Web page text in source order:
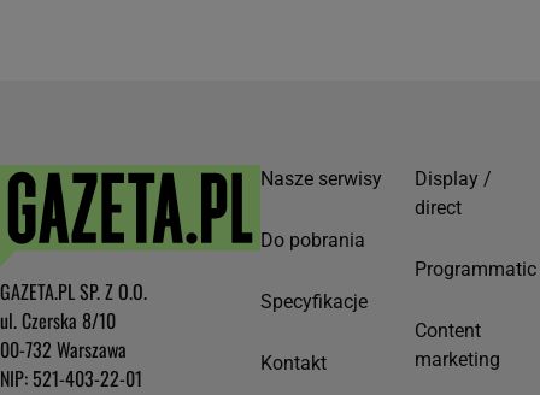
GAZETA.PL SP. Z O.O.
ul. Czerska 8/10
00-732 Warszawa
NIP: 521-403-22-01
Nasze serwisy
Do pobrania
Specyfikacje
Kontakt
Display /
direct
Programmatic
Content
marketing